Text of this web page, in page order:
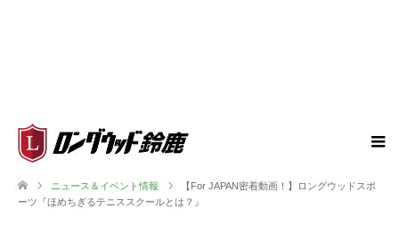
ニュース＆イベント情報
【For JAPAN密着動画！】ロングウッドスポ
ーツ『ほめちぎるテニススクールとは？』